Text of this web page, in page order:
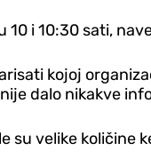
10 i 10:30 sati,
kojoj
dalo nikakve
su velike količine